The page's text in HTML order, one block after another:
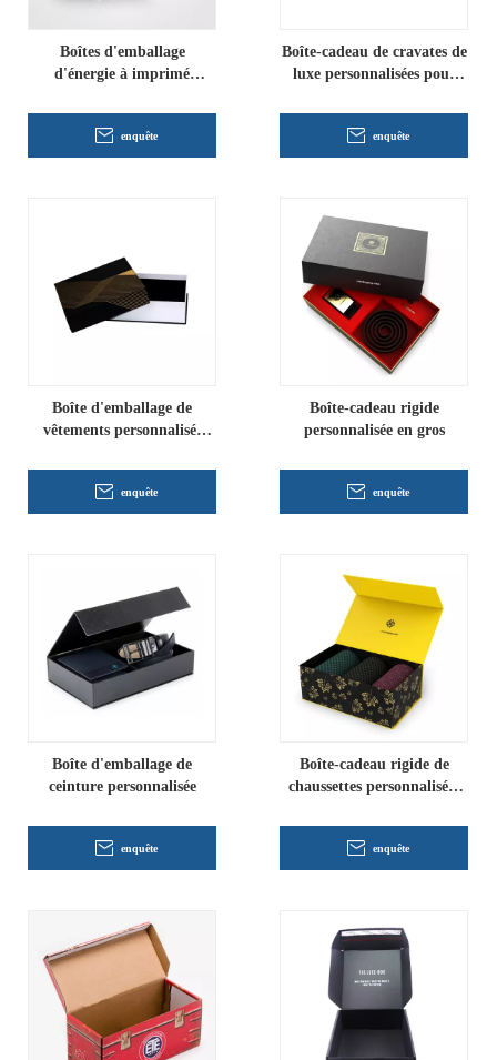
Boîtes d'emballage
d'énergie à imprimé
enquête
Boîte-cadeau de cravates de
luxe personnalisées pour
enquête
Boîte d'emballage de
vêtements personnalisés
enquête
Boîte-cadeau rigide
personnalisée en gros
enquête
Boîte d'emballage de
ceinture personnalisée
enquête
Boîte-cadeau rigide de
chaussettes personnalisées
enquête